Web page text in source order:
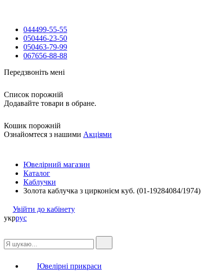
044499-55-55
050446-23-50
050463-79-99
067656-88-88
Передзвоніть мені
Список порожній
Додавайте товари в обране.
Кошик порожній
Ознайомтеся з нашими Акціями
Ювелірний магазин
Каталог
Каблучки
Золота каблучка з цирконієм куб. (01-19284084/1974)
Увійти до кабінету
укррус
Ювелірні прикраси